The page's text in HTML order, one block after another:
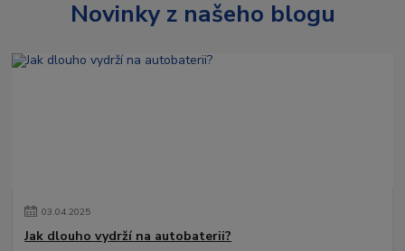
Novinky z našeho blogu
03.04.2025
Jak dlouho vydrží na autobaterii?